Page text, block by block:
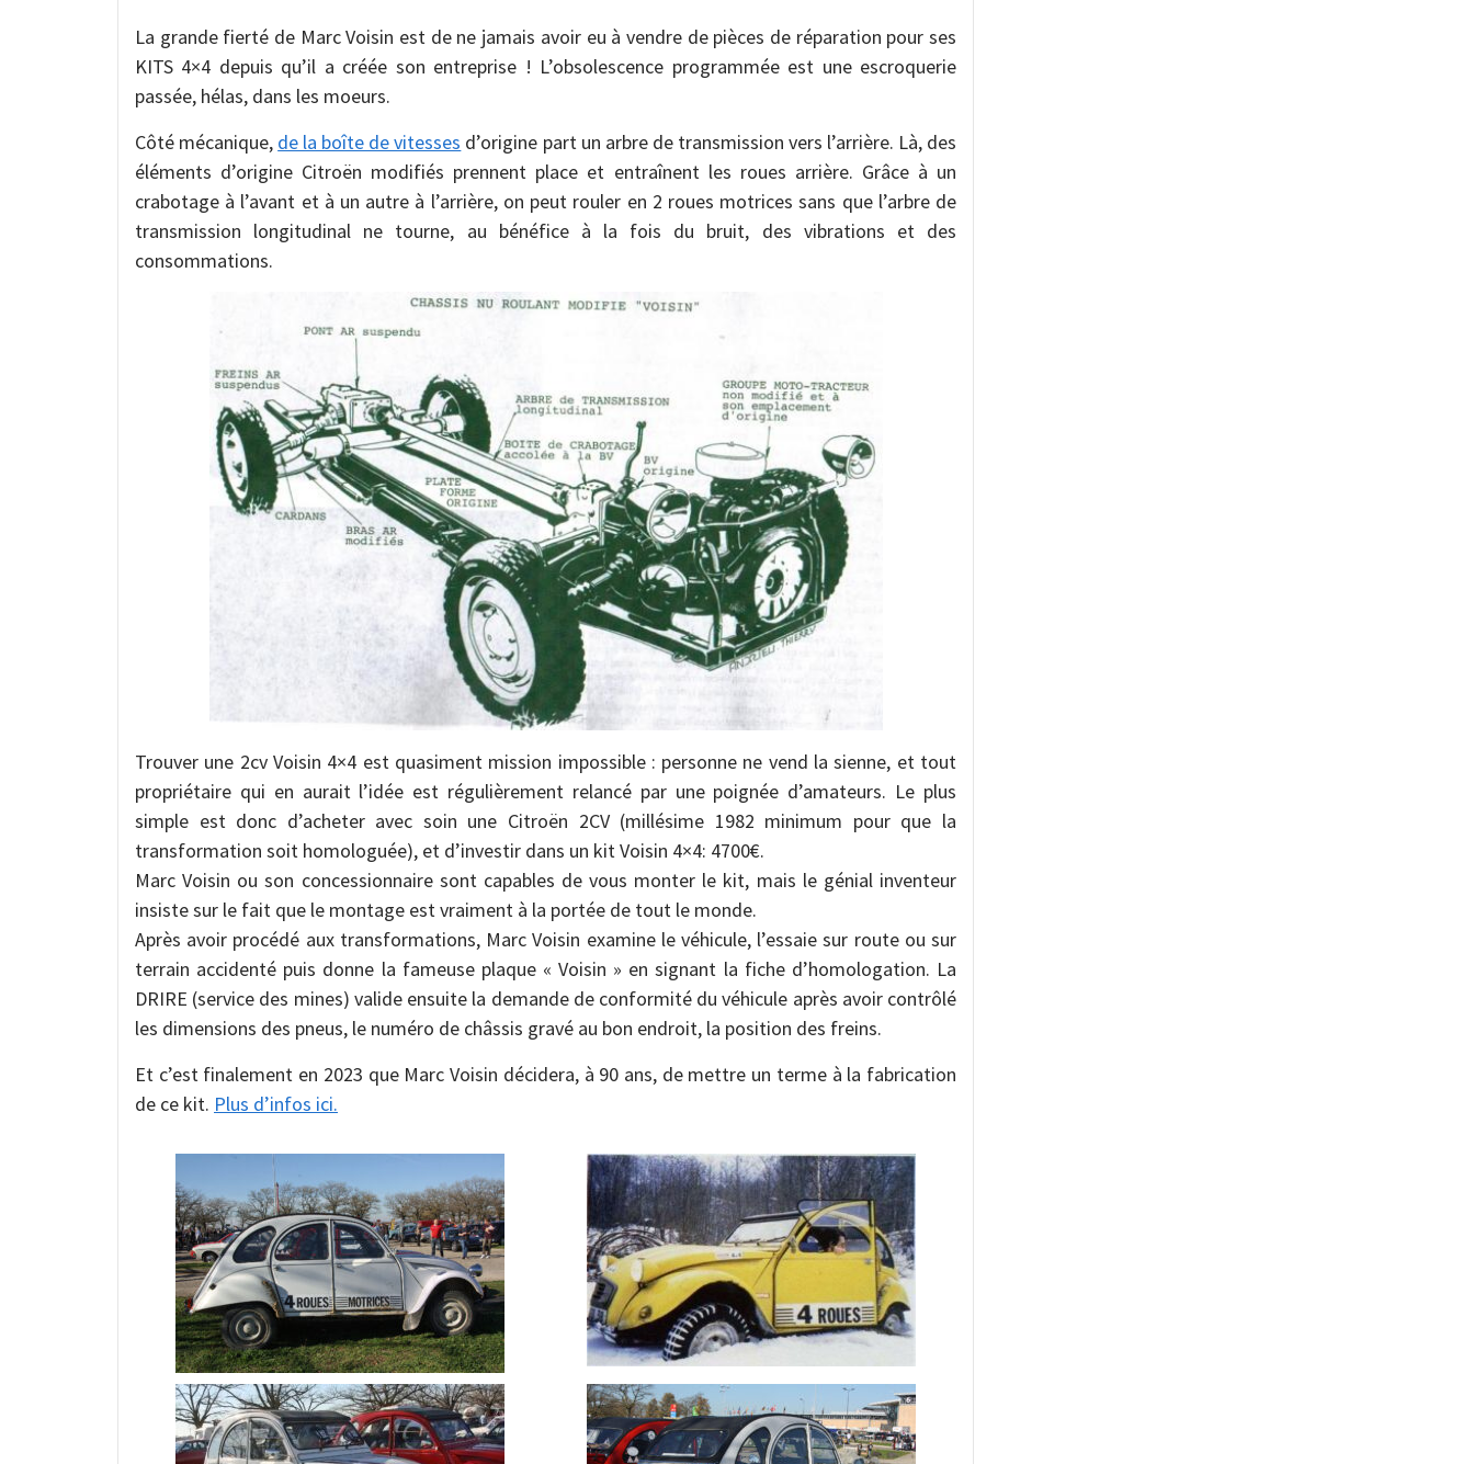
La grande fierté de Marc Voisin est de ne jamais avoir eu à vendre de pièces de réparation pour ses
KITS 4×4 depuis qu’il a créée son entreprise ! L’obsolescence programmée est une escroquerie
passée, hélas, dans les moeurs.
Côté mécanique, de la boîte de vitesses d’origine part un arbre de transmission vers l’arrière. Là, des
éléments d’origine Citroën modifiés prennent place et entraînent les roues arrière. Grâce à un
crabotage à l’avant et à un autre à l’arrière, on peut rouler en 2 roues motrices sans que l’arbre de
transmission longitudinal ne tourne, au bénéfice à la fois du bruit, des vibrations et des
consommations.
Trouver une 2cv Voisin 4×4 est quasiment mission impossible : personne ne vend la sienne, et tout
propriétaire qui en aurait l’idée est régulièrement relancé par une poignée d’amateurs. Le plus
simple est donc d’acheter avec soin une Citroën 2CV (millésime 1982 minimum pour que la
transformation soit homologuée), et d’investir dans un kit Voisin 4×4: 4700€.
Marc Voisin ou son concessionnaire sont capables de vous monter le kit, mais le génial inventeur
insiste sur le fait que le montage est vraiment à la portée de tout le monde.
Après avoir procédé aux transformations, Marc Voisin examine le véhicule, l’essaie sur route ou sur
terrain accidenté puis donne la fameuse plaque « Voisin » en signant la fiche d’homologation. La
DRIRE (service des mines) valide ensuite la demande de conformité du véhicule après avoir contrôlé
les dimensions des pneus, le numéro de châssis gravé au bon endroit, la position des freins.
Et c’est finalement en 2023 que Marc Voisin décidera, à 90 ans, de mettre un terme à la fabrication
de ce kit. Plus d’infos ici.